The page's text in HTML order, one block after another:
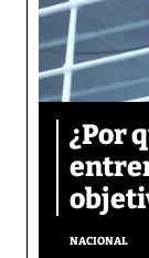
¿Por
NACIONAL